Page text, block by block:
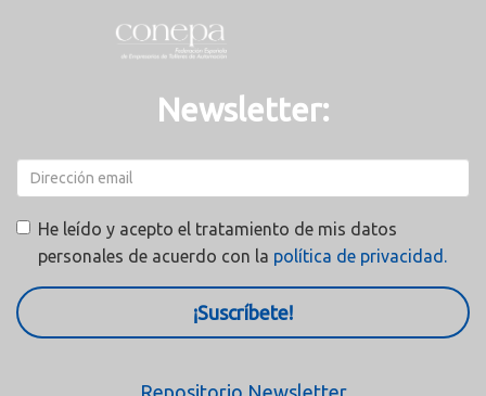
Newsletter:
He leído y acepto el tratamiento de mis datos
personales de acuerdo con la política de privacidad.
¡Suscríbete!
Repositorio Newsletter